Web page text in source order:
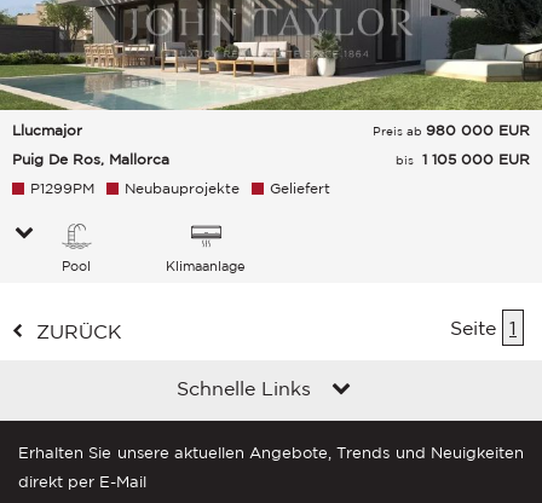
Llucmajor
Puig De Ros, Mallorca
Preis ab 980 000 EUR
bis 1 105 000 EUR
P1299PM
Neubauprojekte Geliefert
Pool Klimaanlage
ZURÜCK Seite 1
Schnelle Links
Erhalten Sie unsere aktuellen Angebote, Trends und Neuigkeiten
direkt per E-Mail